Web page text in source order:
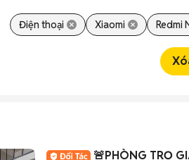
Điện thoại Xiaomi Redmi
🚨PHÒNG TRỌ